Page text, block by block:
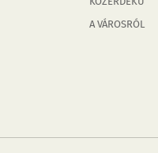
A VÁROSRÓL